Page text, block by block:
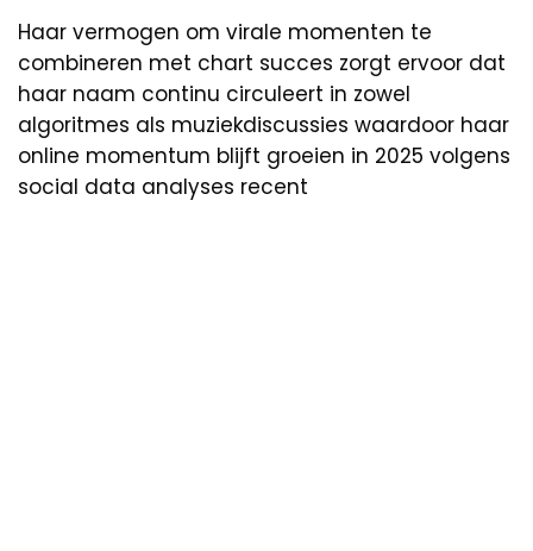
Haar vermogen om virale momenten te
combineren met chart succes zorgt ervoor dat
haar naam continu circuleert in zowel
algoritmes als muziekdiscussies waardoor haar
online momentum blijft groeien in 2025 volgens
social data analyses recent